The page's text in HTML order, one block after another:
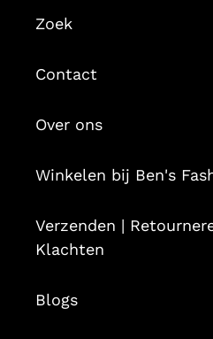
Zoek
Contact
Over ons
Winkelen bij Ben's
Verzenden |
Klachten
Blogs